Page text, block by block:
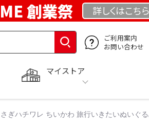
創業祭 詳しくはこちら
ご利用案内
お問い合わせ
マイストア
チワレ ちいかわ 旅行いきたいぬいぐる